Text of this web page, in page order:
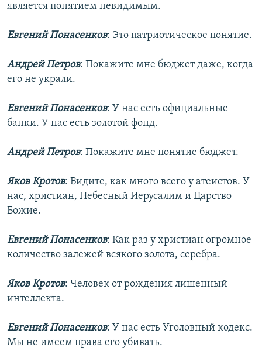
является понятием невидимым.
Евгений Понасенков: Это патриотическое понятие.
Андрей Петров: Покажите мне бюджет даже, когда
его не украли.
Евгений Понасенков: У нас есть официальные
банки. У нас есть золотой фонд.
Андрей Петров: Покажите мне понятие бюджет.
Яков Кротов: Видите, как много всего у атеистов. У
нас, христиан, Небесный Иерусалим и Царство
Божие.
Евгений Понасенков: Как раз у христиан огромное
количество залежей всякого золота, серебра.
Яков Кротов: Человек от рождения лишенный
интеллекта.
Евгений Понасенков: У нас есть Уголовный кодекс.
Мы не имеем права его убивать.